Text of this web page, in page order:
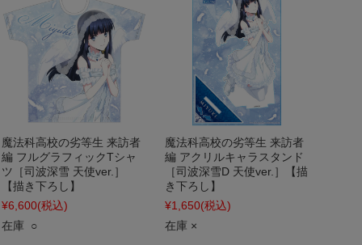
魔法科高校の劣等生 来訪者
編 フルグラフィックTシャ
ツ［司波深雪 天使ver.］
【描き下ろし】
¥6,600(税込)
在庫 ○
魔法科高校の劣等生 来訪者
編 アクリルキャラスタンド
［司波深雪D 天使ver.］【描
き下ろし】
¥1,650(税込)
在庫 ×